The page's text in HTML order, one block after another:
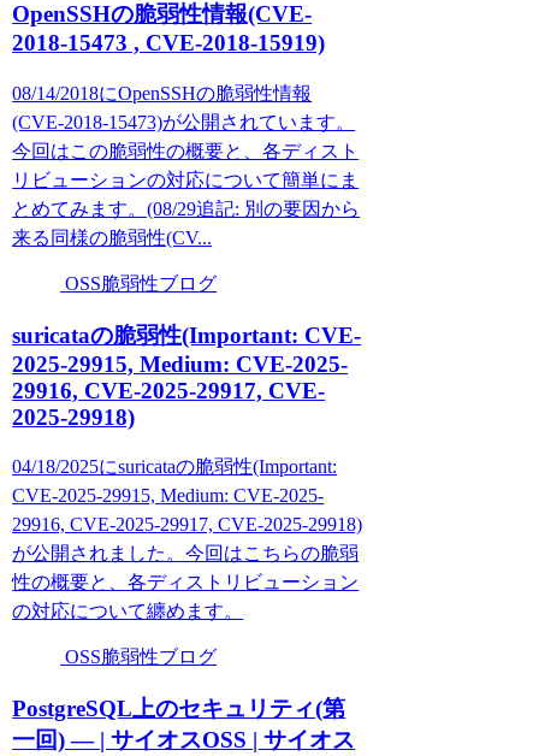
OpenSSHの脆弱性情報(CVE-
2018-15473 , CVE-2018-15919)
08/14/2018にOpenSSHの脆弱性情報
(CVE-2018-15473)が公開されています。
今回はこの脆弱性の概要と、各ディスト
リビューションの対応について簡単にま
とめてみます。(08/29追記: 別の要因から
来る同様の脆弱性(CV...
OSS脆弱性ブログ
suricataの脆弱性(Important: CVE-
2025-29915, Medium: CVE-2025-
29916, CVE-2025-29917, CVE-
2025-29918)
04/18/2025にsuricataの脆弱性(Important:
CVE-2025-29915, Medium: CVE-2025-
29916, CVE-2025-29917, CVE-2025-29918)
が公開されました。今回はこちらの脆弱
性の概要と、各ディストリビューション
の対応について纏めます。
OSS脆弱性ブログ
PostgreSQL上のセキュリティ(第
一回) — | サイオスOSS | サイオス